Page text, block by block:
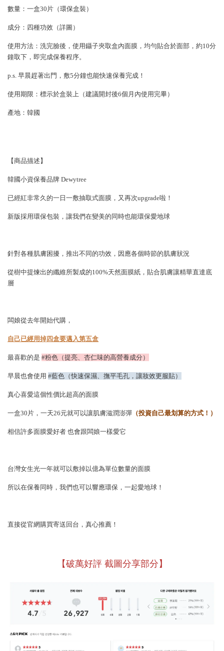
數量：一盒30片（環保盒裝）
成分：四種功效（詳圖）
使用方法：洗完臉後，使用鑷子夾取盒內面膜，均勻貼合於面部，約10分
鐘取下，即完成保養程序。
p.s. 早晨趕著出門，敷5分鐘也能快速保養完成！
使用期限：標示於盒裝上（建議開封後6個月內使用完畢）
產地：韓國
【商品描述】
韓國小資保養品牌 Dewytree
已經紅非常久的一日一敷抽取式面膜，又再次upgrade啦！
新版採用環保包裝，讓我們在變美的同時也能環保愛地球
針對各種肌膚困擾，推出不同的功效，因應各個時節的肌膚狀況
從樹中提煉出的纖維所製成的100%天然面膜紙，貼合肌膚讓精華直達底
層
闆娘從去年開始代購，
自己已經用掉四盒要邁入第五盒
最喜歡的是 #粉色（提亮、杏仁味的高營養成分）
早晨也會使用 #藍色（快速保濕、撫平毛孔，讓妝效更服貼）
真心喜愛這個性價比超高的面膜
一盒30片，一天26元就可以讓肌膚滋潤澎彈 （投資自己最划算的方式！）
相信許多面膜愛好者 也會跟闆娘一樣愛它
台灣女生光一年就可以敷掉以億為單位數量的面膜
所以在保養同時，我們也可以響應環保，一起愛地球！
直接從官網購買寄送回台，真心推薦！
【破萬好評 截圖分享部分】